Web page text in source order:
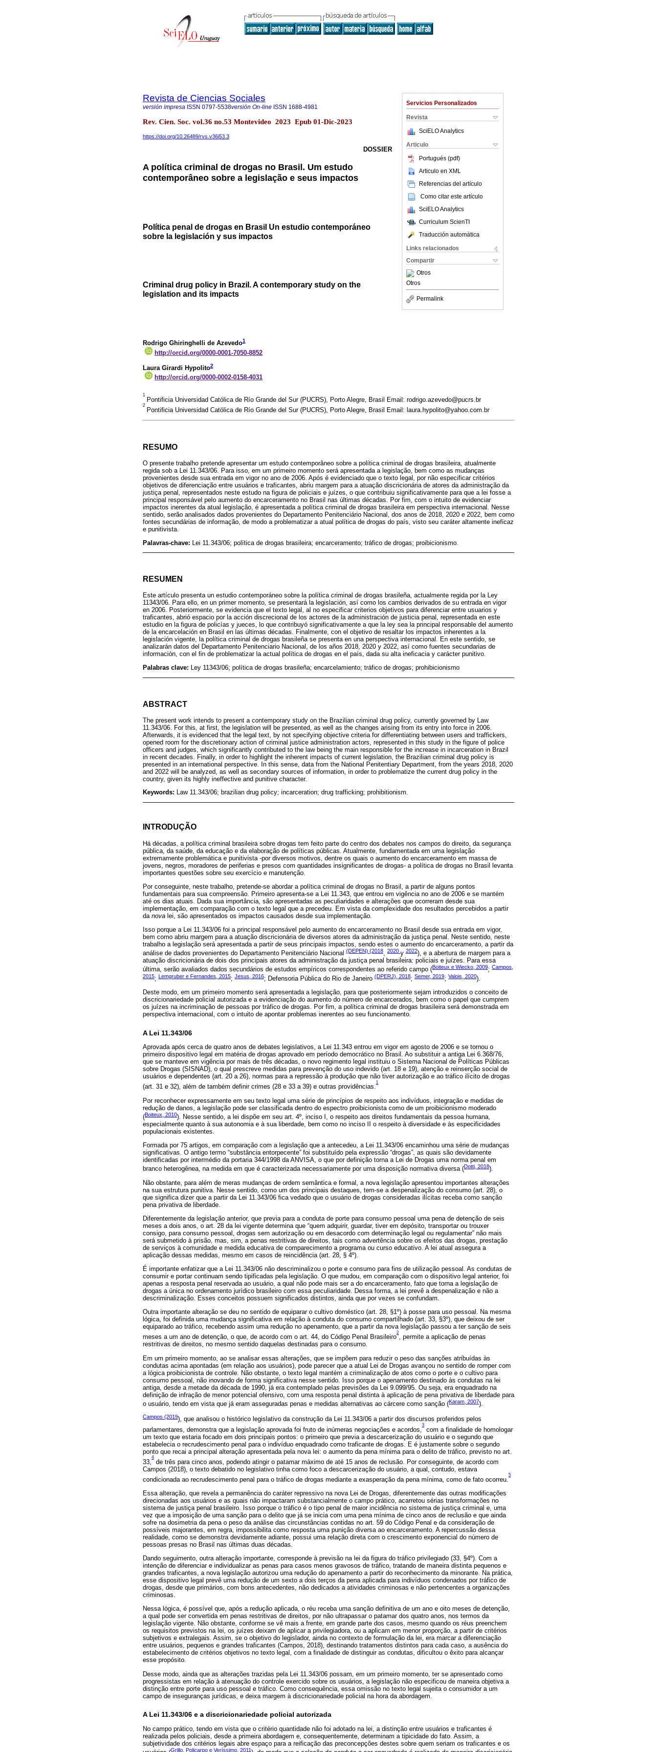
Servicios Personalizados
Revista
SciELO Analytics
Articulo
Portugués (pdf)
Articulo en XML
Referencias del artículo
Como citar este artículo
SciELO Analytics
Curriculum ScienTI
Traducción automática
Links relacionados
Compartir
Otros
Otros
Permalink
Revista de Ciencias Sociales
versión impresa ISSN 0797-5538versión On-line ISSN 1688-4981
Rev. Cien. Soc. vol.36 no.53 Montevideo 2023 Epub 01-Dic-2023
https://doi.org/10.26489/rvs.v36i53.3
DOSSIER
A política criminal de drogas no Brasil. Um estudo
contemporâneo sobre a legislação e seus impactos
Política penal de drogas en Brasil Un estudio contemporáneo
sobre la legislación y sus impactos
Criminal drug policy in Brazil. A contemporary study on the
legislation and its impacts
Rodrigo Ghiringhelli de Azevedo1
http://orcid.org/0000-0001-7050-8852
Laura Girardi Hypolito2
http://orcid.org/0000-0002-0158-4031
1
Pontificia Universidad Católica de Río Grande del Sur (PUCRS), Porto Alegre, Brasil Email: rodrigo.azevedo@pucrs.br
2
Pontificia Universidad Católica de Río Grande del Sur (PUCRS), Porto Alegre, Brasil Email: laura.hypolito@yahoo.com.br
RESUMO
O presente trabalho pretende apresentar um estudo contemporâneo sobre a política criminal de drogas brasileira, atualmente
regida sob a Lei 11.343/06. Para isso, em um primeiro momento será apresentada a legislação, bem como as mudanças
provenientes desde sua entrada em vigor no ano de 2006. Após é evidenciado que o texto legal, por não especificar critérios
objetivos de diferenciação entre usuários e traficantes, abriu margem para a atuação discricionária de atores da administração da
justiça penal, representados neste estudo na figura de policiais e juízes, o que contribuiu significativamente para que a lei fosse a
principal responsável pelo aumento do encarceramento no Brasil nas últimas décadas. Por fim, com o intuito de evidenciar
impactos inerentes da atual legislação, é apresentada a política criminal de drogas brasileira em perspectiva internacional. Nesse
sentido, serão analisados dados provenientes do Departamento Penitenciário Nacional, dos anos de 2018, 2020 e 2022, bem como
fontes secundárias de informação, de modo a problematizar a atual política de drogas do país, visto seu caráter altamente ineficaz
e punitivista.
Palavras-chave: Lei 11.343/06; política de drogas brasileira; encarceramento; tráfico de drogas; proibicionismo.
RESUMEN
Este artículo presenta un estudio contemporáneo sobre la política criminal de drogas brasileña, actualmente regida por la Ley
11343/06. Para ello, en un primer momento, se presentará la legislación, así como los cambios derivados de su entrada en vigor
en 2006. Posteriormente, se evidencia que el texto legal, al no especificar criterios objetivos para diferenciar entre usuarios y
traficantes, abrió espacio por la acción discrecional de los actores de la administración de justicia penal, representada en este
estudio en la figura de policías y jueces, lo que contribuyó significativamente a que la ley sea la principal responsable del aumento
de la encarcelación en Brasil en las últimas décadas. Finalmente, con el objetivo de resaltar los impactos inherentes a la
legislación vigente, la política criminal de drogas brasileña se presenta en una perspectiva internacional. En este sentido, se
analizarán datos del Departamento Penitenciario Nacional, de los años 2018, 2020 y 2022, así como fuentes secundarias de
información, con el fin de problematizar la actual política de drogas en el país, dada su alta ineficacia y carácter punitivo.
Palabras clave: Ley 11343/06; política de drogas brasileña; encarcelamiento; tráfico de drogas; prohibicionismo
ABSTRACT
The present work intends to present a contemporary study on the Brazilian criminal drug policy, currently governed by Law
11.343/06. For this, at first, the legislation will be presented, as well as the changes arising from its entry into force in 2006.
Afterwards, it is evidenced that the legal text, by not specifying objective criteria for differentiating between users and traffickers,
opened room for the discretionary action of criminal justice administration actors, represented in this study in the figure of police
officers and judges, which significantly contributed to the law being the main responsible for the increase in incarceration in Brazil
in recent decades. Finally, in order to highlight the inherent impacts of current legislation, the Brazilian criminal drug policy is
presented in an international perspective. In this sense, data from the National Penitentiary Department, from the years 2018, 2020
and 2022 will be analyzed, as well as secondary sources of information, in order to problematize the current drug policy in the
country, given its highly ineffective and punitive character.
Keywords: Law 11.343/06; brazilian drug policy; incarceration; drug trafficking; prohibitionism.
INTRODUÇÃO
Há décadas, a política criminal brasileira sobre drogas tem feito parte do centro dos debates nos campos do direito, da segurança
pública, da saúde, da educação e da elaboração de políticas públicas. Atualmente, fundamentada em uma legislação
extremamente problemática e punitivista -por diversos motivos, dentre os quais o aumento do encarceramento em massa de
jovens, negros, moradores de periferias e presos com quantidades insignificantes de drogas- a política de drogas no Brasil levanta
importantes questões sobre seu exercício e manutenção.
Por conseguinte, neste trabalho, pretende-se abordar a política criminal de drogas no Brasil, a partir de alguns pontos
fundamentais para sua compreensão. Primeiro apresenta-se a Lei 11.343, que entrou em vigência no ano de 2006 e se mantém
até os dias atuais. Dada sua importância, são apresentadas as peculiaridades e alterações que ocorreram desde sua
implementação, em comparação com o texto legal que a precedeu. Em vista da complexidade dos resultados percebidos a partir
da nova lei, são apresentados os impactos causados desde sua implementação.
Isso porque a Lei 11.343/06 foi a principal responsável pelo aumento do encarceramento no Brasil desde sua entrada em vigor,
bem como abriu margem para a atuação discricionária de diversos atores da administração da justiça penal. Neste sentido, neste
trabalho a legislação será apresentada a partir de seus principais impactos, sendo estes o aumento do encarceramento, a partir da
análise de dados provenientes do Departamento Penitenciário Nacional (DEPEN) (2018, 2020 y 2022), e a abertura de margem para a
atuação discricionária de dois dos principais atores da administração da justiça penal brasileira: policiais e juízes. Para essa
última, serão avaliados dados secundários de estudos empíricos correspondentes ao referido campo (Boiteux e Wiecko, 2009; Campos,
2015; Lemgruber e Fernandes, 2015; Jesus, 2016; Defensoria Pública do Rio de Janeiro (DPERJ), 2018; Semer, 2019; Valois, 2020).
Deste modo, em um primeiro momento será apresentada a legislação, para que posteriormente sejam introduzidos o conceito de
discricionariedade policial autorizada e a evidenciação do aumento do número de encarcerados, bem como o papel que cumprem
os juízes na incriminação de pessoas por tráfico de drogas. Por fim, a política criminal de drogas brasileira será demonstrada em
perspectiva internacional, com o intuito de apontar problemas inerentes ao seu funcionamento.
A Lei 11.343/06
Aprovada após cerca de quatro anos de debates legislativos, a Lei 11.343 entrou em vigor em agosto de 2006 e se tornou o
primeiro dispositivo legal em matéria de drogas aprovado em período democrático no Brasil. Ao substituir a antiga Lei 6.368/76,
que se manteve em vigência por mais de três décadas, o novo regimento legal instituiu o Sistema Nacional de Políticas Públicas
sobre Drogas (SISNAD), o qual prescreve medidas para prevenção do uso indevido (art. 18 e 19), atenção e reinserção social de
usuários e dependentes (art. 20 a 26), normas para a repressão à produção que não tiver autorização e ao tráfico ilícito de drogas
(art. 31 e 32), além de também definir crimes (28 e 33 a 39) e outras providências.
1
Por reconhecer expressamente em seu texto legal uma série de princípios de respeito aos indivíduos, integração e medidas de
redução de danos, a legislação pode ser classificada dentro do espectro proibicionista como de um proibicionismo moderado
(Boiteux, 2010). Nesse sentido, a lei dispõe em seu art. 4º, inciso I, o respeito aos direitos fundamentais da pessoa humana,
especialmente quanto à sua autonomia e à sua liberdade, bem como no inciso II o respeito à diversidade e às especificidades
populacionais existentes.
Formada por 75 artigos, em comparação com a legislação que a antecedeu, a Lei 11.343/06 encaminhou uma série de mudanças
significativas. O antigo termo “substância entorpecente” foi substituído pela expressão “drogas”, as quais são devidamente
identificadas por intermédio da portaria 344/1998 da ANVISA, o que por definição torna a Lei de Drogas uma norma penal em
branco heterogênea, na medida em que é caracterizada necessariamente por uma disposição normativa diversa (Dotti, 2018).
Não obstante, para além de meras mudanças de ordem semântica e formal, a nova legislação apresentou importantes alterações
na sua estrutura punitiva. Nesse sentido, como um dos principais destaques, tem-se a despenalização do consumo (art. 28), o
que significa dizer que a partir da Lei 11.343/06 fica vedado que o usuário de drogas consideradas ilícitas receba como sanção
pena privativa de liberdade.
Diferentemente da legislação anterior, que previa para a conduta de porte para consumo pessoal uma pena de detenção de seis
meses a dois anos, o art. 28 da lei vigente determina que “quem adquirir, guardar, tiver em depósito, transportar ou trouxer
consigo, para consumo pessoal, drogas sem autorização ou em desacordo com determinação legal ou regulamentar” não mais
será submetido à prisão, mas, sim, a penas restritivas de direitos, tais como advertência sobre os efeitos das drogas, prestação
de serviços à comunidade e medida educativa de comparecimento a programa ou curso educativo. A lei atual assegura a
aplicação dessas medidas, mesmo em casos de reincidência (art. 28, § 4º).
É importante enfatizar que a Lei 11.343/06 não descriminalizou o porte e consumo para fins de utilização pessoal. As condutas de
consumir e portar continuam sendo tipificadas pela legislação. O que mudou, em comparação com o dispositivo legal anterior, foi
apenas a resposta penal reservada ao usuário, a qual não pode mais ser a do encarceramento, fato que torna a legislação de
drogas a única no ordenamento jurídico brasileiro com essa peculiaridade. Dessa forma, a lei prevê a despenalização e não a
descriminalização. Esses conceitos possuem significados distintos, ainda que por vezes se confundam.
Outra importante alteração se deu no sentido de equiparar o cultivo doméstico (art. 28, §1º) à posse para uso pessoal. Na mesma
lógica, foi definida uma mudança significativa em relação à conduta do consumo compartilhado (art. 33, §3º), que deixou de ser
equiparado ao tráfico, recebendo assim uma redução no apenamento, que a partir da nova legislação passou a ter sanção de seis
meses a um ano de detenção, o que, de acordo com o art. 44, do Código Penal Brasileiro
2
, permite a aplicação de penas
restritivas de direitos, no mesmo sentido daquelas destinadas para o consumo.
Em um primeiro momento, ao se analisar essas alterações, que se impõem para reduzir o peso das sanções atribuídas às
condutas acima apontadas (em relação aos usuários), pode parecer que a atual Lei de Drogas avançou no sentido de romper com
a lógica proibicionista de controle. Não obstante, o texto legal mantém a criminalização de atos como o porte e o cultivo para
consumo pessoal, não inovando de forma significativa nesse sentido. Isso porque o apenamento destinado às condutas na lei
antiga, desde a metade da década de 1990, já era contemplado pelas previsões da Lei 9.099/95. Ou seja, era enquadrado na
definição de infração de menor potencial ofensivo, com uma resposta penal distinta à aplicação de pena privativa de liberdade para
o usuário, tendo em vista que já eram asseguradas penas e medidas alternativas ao cárcere como sanção (Karam, 2007).
Campos (2019), que analisou o histórico legislativo da construção da Lei 11.343/06 a partir dos discursos proferidos pelos
parlamentares, demonstra que a legislação aprovada foi fruto de inúmeras negociações e acordos,
3
com a finalidade de homologar
um texto que estaria focado em dois principais pontos: o primeiro que previa a descarcerização do usuário e o segundo que
estabelecia o recrudescimento penal para o indivíduo enquadrado como traficante de drogas. E é justamente sobre o segundo
ponto que recai a principal alteração apresentada pela nova lei: o aumento da pena mínima para o delito de tráfico, previsto no art.
33,
4
de três para cinco anos, podendo atingir o patamar máximo de até 15 anos de reclusão. Por conseguinte, de acordo com
Campos (2018), o texto debatido no legislativo tinha como foco a descarcerização do usuário, a qual, contudo, estava
condicionada ao recrudescimento penal para o tráfico de drogas mediante a exasperação da pena mínima, como de fato ocorreu.
5
Essa alteração, que revela a permanência do caráter repressivo na nova Lei de Drogas, diferentemente das outras modificações
direcionadas aos usuários e as quais não impactaram substancialmente o campo prático, acarretou sérias transformações no
sistema de justiça penal brasileiro. Isso porque o tráfico é o tipo penal de maior incidência no sistema de justiça criminal e, uma
vez que a imposição de uma sanção para o delito que já se inicia com uma pena mínima de cinco anos de reclusão e que ainda
sofre na dosimetria da pena o peso da análise das circunstâncias contidas no art. 59 do Código Penal e da consideração de
possíveis majorantes, em regra, impossibilita como resposta uma punição diversa ao encarceramento. A repercussão dessa
realidade, como se demonstra devidamente adiante, possui uma relação direta com o crescimento exponencial do número de
pessoas presas no Brasil nas últimas duas décadas.
Dando seguimento, outra alteração importante, corresponde à previsão na lei da figura do tráfico privilegiado (33, §4º). Com a
intenção de diferenciar e individualizar as penas para casos menos gravosos de tráfico, tratando de maneira distinta pequenos e
grandes traficantes, a nova legislação autorizou uma redução do apenamento a partir do reconhecimento da minorante. Na prática,
esse dispositivo legal prevê uma redução de um sexto a dois terços da pena aplicada para indivíduos condenados por tráfico de
drogas, desde que primários, com bons antecedentes, não dedicados a atividades criminosas e não pertencentes a organizações
criminosas.
Nessa lógica, é possível que, após a redução aplicada, o réu receba uma sanção definitiva de um ano e oito meses de detenção,
a qual pode ser convertida em penas restritivas de direitos, por não ultrapassar o patamar dos quatro anos, nos termos da
legislação vigente. Não obstante, conforme se vê mais a frente, em grande parte dos casos, mesmo quando os réus preenchem
os requisitos previstos na lei, os juízes deixam de aplicar a privilegiadora, ou a aplicam em menor proporção, a partir de critérios
subjetivos e extralegais. Assim, se o objetivo do legislador, ainda no contexto de formulação da lei, era marcar a diferenciação
entre usuários, pequenos e grandes traficantes (Campos, 2018), destinando tratamentos distintos para cada caso, a ausência do
estabelecimento de critérios objetivos no texto legal, com a finalidade de distinguir as condutas, dificultou o êxito para alcançar
esse propósito.
Desse modo, ainda que as alterações trazidas pela Lei 11.343/06 possam, em um primeiro momento, ter se apresentado como
progressistas em relação à atenuação do controle exercido sobre os usuários, a legislação não especificou de maneira objetiva a
distinção entre porte para uso pessoal e tráfico. Como consequência, essa omissão no texto legal sujeita o consumidor a um
campo de inseguranças jurídicas, e deixa margem à discricionariedade policial na hora da abordagem.
A Lei 11.343/06 e a discricionariedade policial autorizada
No campo prático, tendo em vista que o critério quantidade não foi adotado na lei, a distinção entre usuários e traficantes é
realizada pelos policiais, desde a primeira abordagem e, consequentemente, determinam a tipicidade do fato. Assim, a
subjetividade dos critérios legais abre espaço para a reificação das preconcepções destes sobre quem seriam os traficantes e os
Grillo, Policarpo e Veríssimo, 2011